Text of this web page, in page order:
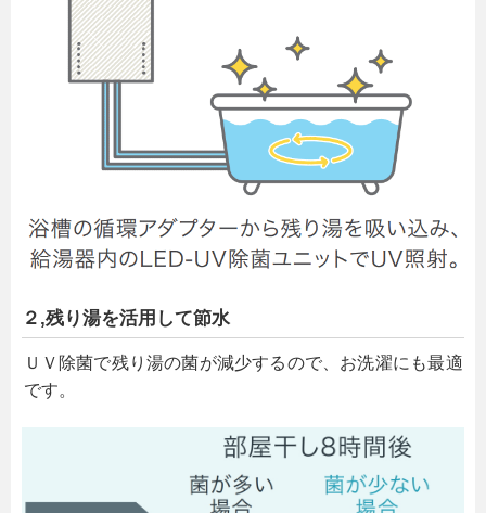
２,残り湯を活用して節水
ＵＶ除菌で残り湯の菌が減少するので、お洗濯にも最適
です。